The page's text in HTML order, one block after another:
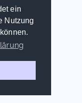
ein
Nutzung